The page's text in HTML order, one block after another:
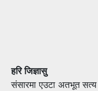
हरि जिज्ञासु
संसारमा एउटा अतभूत